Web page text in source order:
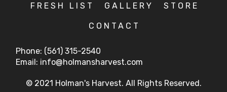
FRESH LIST GALLERY STORE
CONTACT
Phone: (561) 315-2540
Email: info@holmansharvest.com
© 2021 Holman's Harvest. All Rights Reserved.